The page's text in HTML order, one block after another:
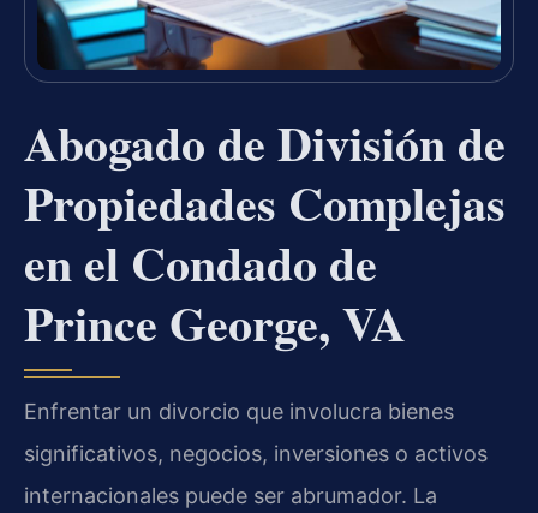
Abogado de División de
Propiedades Complejas
en el Condado de
Prince George, VA
Enfrentar un divorcio que involucra bienes
significativos, negocios, inversiones o activos
internacionales puede ser abrumador. La